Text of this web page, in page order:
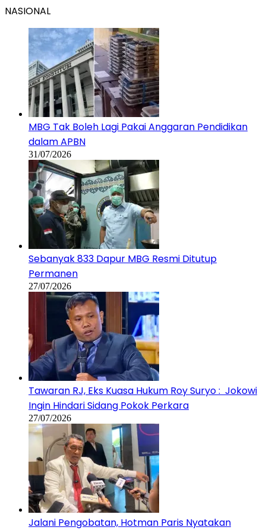
NASIONAL
MBG Tak Boleh Lagi Pakai Anggaran Pendidikan
dalam APBN
31/07/2026
Sebanyak 833 Dapur MBG Resmi Ditutup
Permanen
27/07/2026
Tawaran RJ, Eks Kuasa Hukum Roy Suryo : Jokowi
Ingin Hindari Sidang Pokok Perkara
27/07/2026
Jalani Pengobatan, Hotman Paris Nyatakan